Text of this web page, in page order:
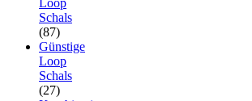
Schals
(87)
Günstige
Loop
Schals
(27)